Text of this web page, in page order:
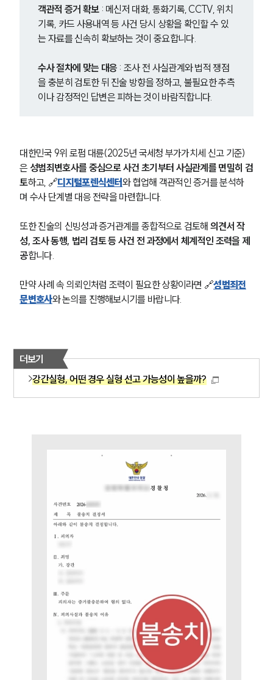
업무사례
사례분석/최신동향
법률정보
법률지식인
고객후기
업무분야
성범죄대응부 업무
전체
구성원 소개
성범죄전문변호사
소식/자료
뉴스레터/브로슈어
세미나
객관적 증거 확보 : 메신저 대화, 통화기록, CCTV, 위치
기록, 카드 사용내역 등 사건 당시 상황을 확인할 수 있
는 자료를 신속히 확보하는 것이 중요합니다.
수사 절차에 맞는 대응 : 조사 전 사실관계와 법적 쟁점
을 충분히 검토한 뒤 진술 방향을 정하고, 불필요한 추측
이나 감정적인 답변은 피하는 것이 바람직합니다.
대한민국 9위 로펌 대륜(2025년 국세청 부가가치세 신고 기준)
은 성범죄변호사를 중심으로 사건 초기부터 사실관계를 면밀히 검
토하고, 🔗디지털포렌식센터와 협업해 객관적인 증거를 분석하
며 수사 단계별 대응 전략을 마련합니다.
또한 진술의 신빙성과 증거관계를 종합적으로 검토해 의견서 작
성, 조사 동행, 법리 검토 등 사건 전 과정에서 체계적인 조력을 제
공합니다.
만약 사례 속 의뢰인처럼 조력이 필요한 상황이라면 🔗성범죄전
문변호사와 논의를 진행해보시기를 바랍니다.
더보기
강간실형, 어떤 경우 실형 선고 가능성이 높을까?